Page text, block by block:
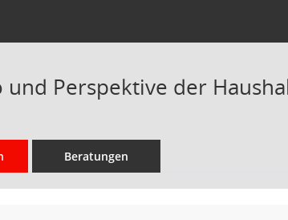
und Perspektive der
Beratungen